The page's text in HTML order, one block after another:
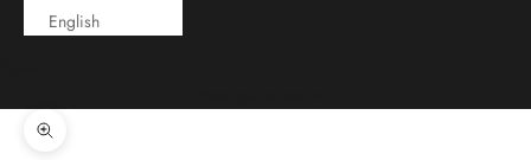
English
Zoomer sur l'image